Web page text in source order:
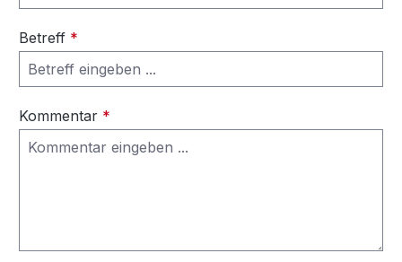
Betreff *
Kommentar *